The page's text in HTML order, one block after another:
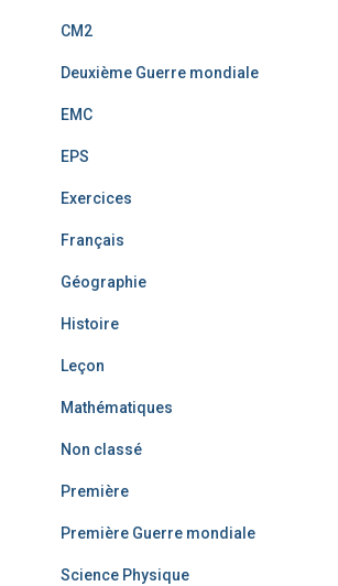
CM2
Deuxième Guerre mondiale
EMC
EPS
Exercices
Français
Géographie
Histoire
Leçon
Mathématiques
Non classé
Première
Première Guerre mondiale
Science Physique